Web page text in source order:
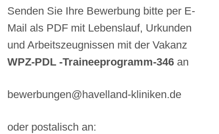
Senden Sie Ihre Bewerbung bitte per E-
Mail als PDF mit Lebenslauf, Urkunden
und Arbeitszeugnissen mit der Vakanz
WPZ-PDL -Traineeprogramm-346 an
bewerbungen@havelland-kliniken.de
oder postalisch an: